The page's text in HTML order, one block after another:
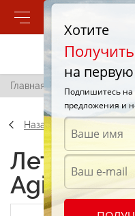
Позвонить
Главная /
Назад
Летние
Agilis 175/
Хотите
на первую
Подпишитесь
предложения и